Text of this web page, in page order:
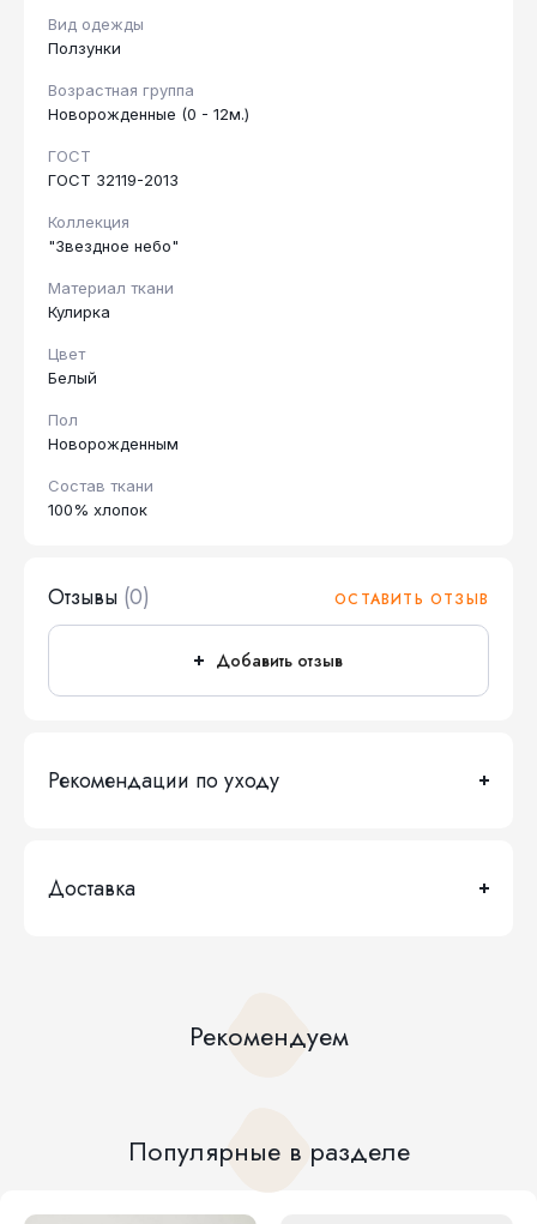
Вид одежды
Ползунки
Возрастная группа
Новорожденные (0 - 12м.)
ГОСТ
ГОСТ 32119-2013
Коллекция
"Звездное небо"
Материал ткани
Кулирка
Цвет
Белый
Пол
Новорожденным
Состав ткани
100% хлопок
Отзывы (0) ОСТАВИТЬ ОТЗЫВ
Добавить отзыв
Рекомендации по уходу
Доставка
Рекомендуем
Популярные в разделе